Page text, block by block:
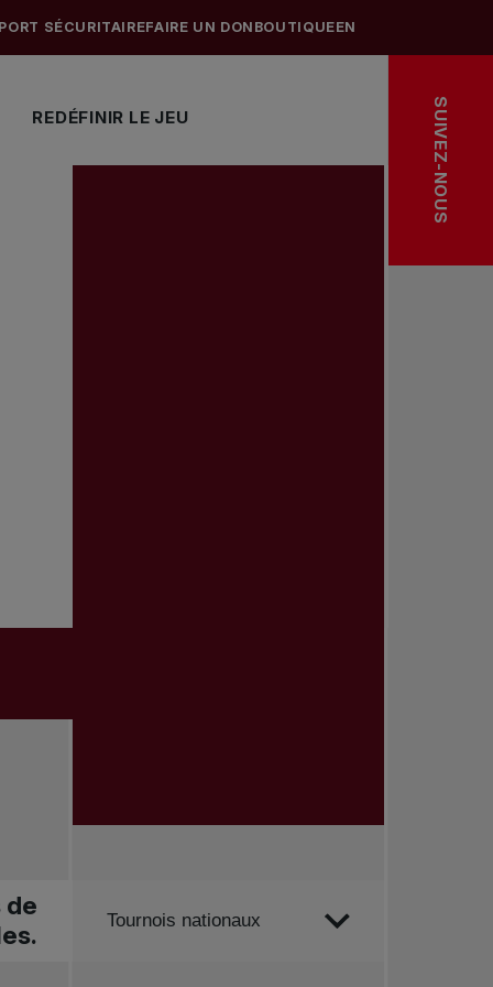
REDÉFINIR LE JEU
SÉCURITAIREFAIRE UN DON BOUTIQUEEN
SUIVEZ-NOUS
Trier par
Tournois nationaux